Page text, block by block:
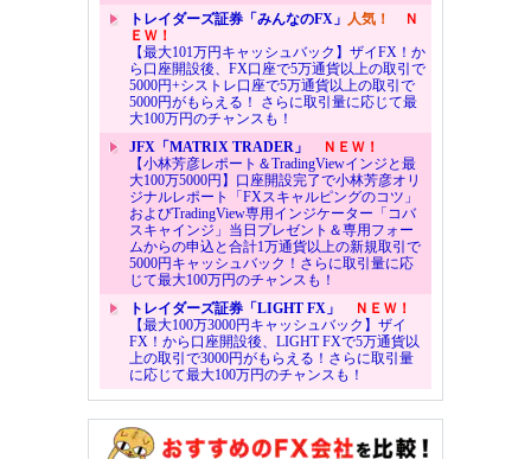
トレイダーズ証券「みんなのFX」 人気！
Ｎ
ＥＷ！
【最大101万円キャッシュバック】ザイFX！か
ら口座開設後、FX口座で5万通貨以上の取引で
5000円+シストレ口座で5万通貨以上の取引で
5000円がもらえる！ さらに取引量に応じて最
大100万円のチャンスも！
JFX「MATRIX TRADER」
ＮＥＷ！
【小林芳彦レポート＆TradingViewインジと最
大100万5000円】口座開設完了で小林芳彦オリ
ジナルレポート「FXスキャルピングのコツ」
およびTradingView専用インジケーター「コバ
スキャインジ」当日プレゼント＆専用フォー
ムからの申込と合計1万通貨以上の新規取引で
5000円キャッシュバック！さらに取引量に応
じて最大100万円のチャンスも！
トレイダーズ証券「LIGHT FX」
ＮＥＷ！
【最大100万3000円キャッシュバック】ザイ
FX！から口座開設後、LIGHT FXで5万通貨以
上の取引で3000円がもらえる！さらに取引量
に応じて最大100万円のチャンスも！